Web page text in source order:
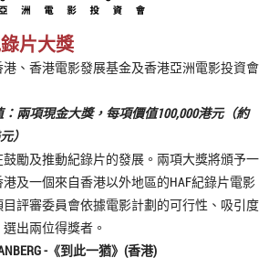
片大獎
港、香港電影發展基金及香港亞洲電影投資會
兩項現金大獎，每項價值100,000港元（約
）
勵及推動紀錄片的發展。兩項大獎將頒予一
及一個來自香港以外地區的HAF紀錄片電影
目評審委員會依據電影計劃的可行性、吸引度
出兩位得獎者。
-《到此一猶》(香港)